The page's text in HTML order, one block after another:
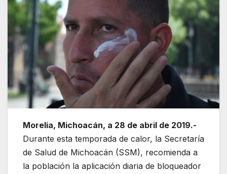
Morelia, Michoacán, a 28 de abril de 2019.-
Durante esta temporada de calor, la Secretaría
de Salud de Michoacán (SSM), recomienda a
la población la aplicación diaria de bloqueador